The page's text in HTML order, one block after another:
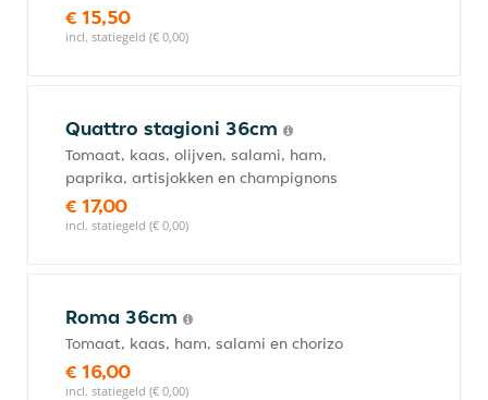
€ 15,50
incl. statiegeld (€ 0,00)
Quattro stagioni 36cm
Tomaat, kaas, olijven, salami, ham,
paprika, artisjokken en champignons
€ 17,00
incl. statiegeld (€ 0,00)
Roma 36cm
Tomaat, kaas, ham, salami en chorizo
€ 16,00
incl. statiegeld (€ 0,00)